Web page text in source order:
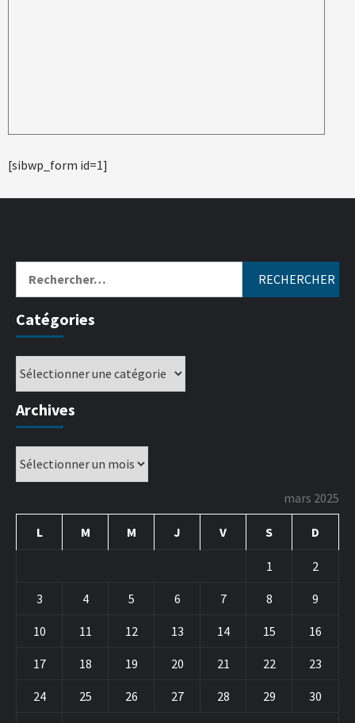
[sibwp_form id=1]
Catégories
Archives
mars 2025
L M M J V S D
1 2
3 4 5 6 7 8 9
10 11 12 13 14 15 16
17 18 19 20 21 22 23
24 25 26 27 28 29 30